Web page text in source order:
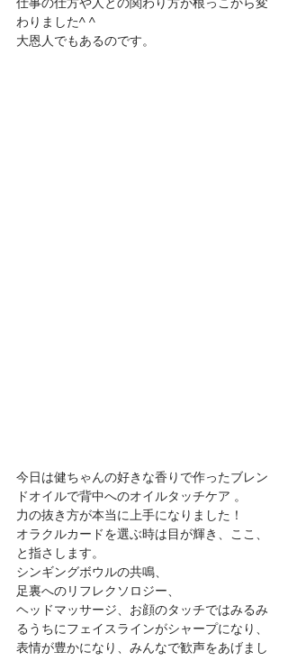
わりました^ ^
大恩人でもあるのです。
今日は健ちゃんの好きな香りで作ったブレン
ドオイルで背中へのオイルタッチケア 。
力の抜き方が本当に上手になりました！
オラクルカードを選ぶ時は目が輝き、ここ、
と指さします。
シンギングボウルの共鳴、
足裏へのリフレクソロジー、
ヘッドマッサージ、お顔のタッチではみるみ
るうちにフェイスラインがシャープになり、
表情が豊かになり、みんなで歓声をあげまし